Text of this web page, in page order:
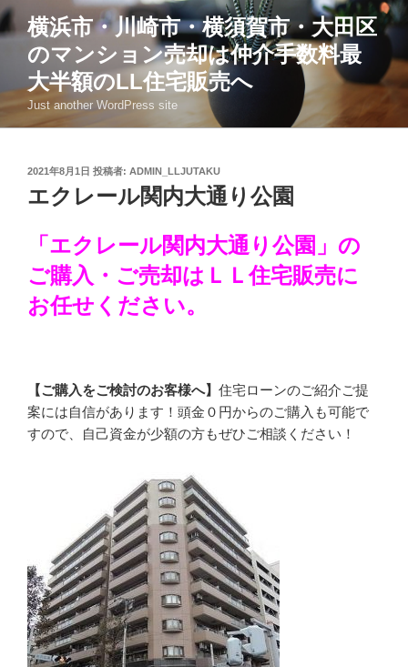
コ
ン
横浜市・川崎市・横須賀市・大田区
のマンション売却は仲介手数料最
大半額のLL住宅販売へ
Just another WordPress site
投
日:
2021年8月1日 投稿者: ADMIN_LLJUTAKU
エクレール関内大通り公園
「エクレール関内大通り公園」の
ご購入・ご売却はＬＬ住宅販売に
お任せください。
【ご購入をご検討のお客様へ】 住宅ローンのご紹介ご提
案には自信があります！頭金０円からのご購入も可能で
すので、自己資金が少額の方もぜひご相談ください！